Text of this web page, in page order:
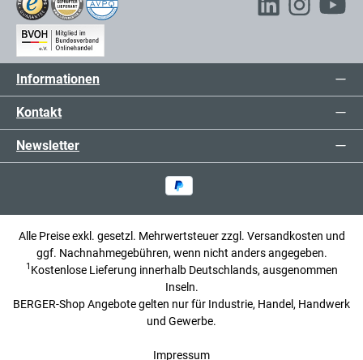
Informationen
Kontakt
Newsletter
Alle Preise exkl. gesetzl. Mehrwertsteuer zzgl. Versandkosten und
ggf. Nachnahmegebühren, wenn nicht anders angegeben.
1 Kostenlose Lieferung innerhalb Deutschlands, ausgenommen
Inseln.
BERGER-Shop Angebote gelten nur für Industrie, Handel, Handwerk
und Gewerbe.
Impressum